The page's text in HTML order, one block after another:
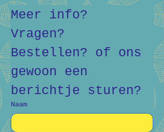
Meer info?
Vragen?
Bestellen? of ons
gewoon een
berichtje sturen?
Naam